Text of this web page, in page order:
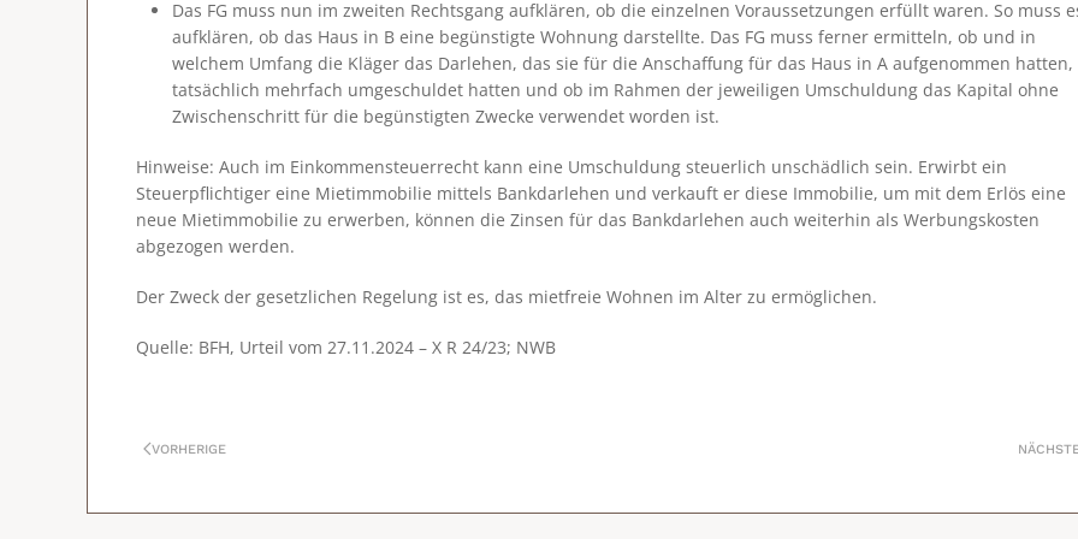
Das FG muss nun im zweiten Rechtsgang aufklären, ob die einzelnen Voraussetzungen erfüllt waren. So muss
aufklären, ob das Haus in B eine begünstigte Wohnung darstellte. Das FG muss ferner ermitteln, ob und in
welchem Umfang die Kläger das Darlehen, das sie für die Anschaffung für das Haus in A aufgenommen hatten,
tatsächlich mehrfach umgeschuldet hatten und ob im Rahmen der jeweiligen Umschuldung das Kapital ohne
Zwischenschritt für die begünstigten Zwecke verwendet worden ist.
Hinweise: Auch im Einkommensteuerrecht kann eine Umschuldung steuerlich unschädlich sein. Erwirbt ein
Steuerpflichtiger eine Mietimmobilie mittels Bankdarlehen und verkauft er diese Immobilie, um mit dem Erlös eine
neue Mietimmobilie zu erwerben, können die Zinsen für das Bankdarlehen auch weiterhin als Werbungskosten
abgezogen werden.
Der Zweck der gesetzlichen Regelung ist es, das mietfreie Wohnen im Alter zu ermöglichen.
Quelle: BFH, Urteil vom 27.11.2024 – X R 24/23; NWB
VORHERIGE